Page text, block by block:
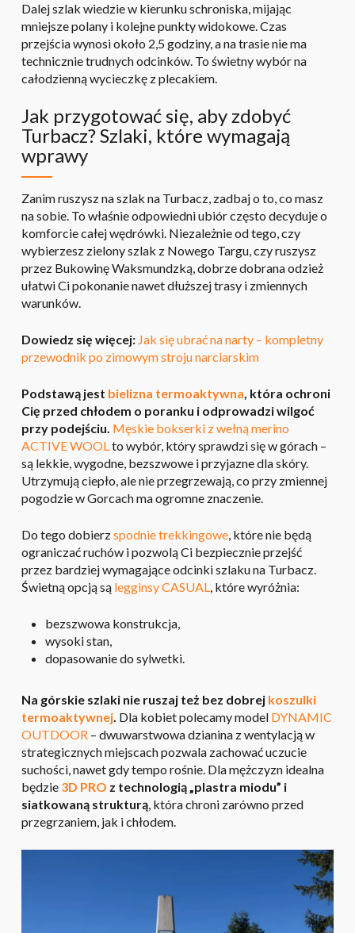
Dalej szlak wiedzie w kierunku schroniska, mijając
mniejsze polany i kolejne punkty widokowe. Czas
przejścia wynosi około 2,5 godziny, a na trasie nie ma
technicznie trudnych odcinków. To świetny wybór na
całodzienną wycieczkę z plecakiem.
Jak przygotować się, aby zdobyć
Turbacz? Szlaki, które wymagają
wprawy
Zanim ruszysz na szlak na Turbacz, zadbaj o to, co masz
na sobie. To właśnie odpowiedni ubiór często decyduje o
komforcie całej wędrówki. Niezależnie od tego, czy
wybierzesz zielony szlak z Nowego Targu, czy ruszysz
przez Bukowinę Waksmundzką, dobrze dobrana odzież
ułatwi Ci pokonanie nawet dłuższej trasy i zmiennych
warunków.
Dowiedz się więcej: Jak się ubrać na narty – kompletny
przewodnik po zimowym stroju narciarskim
Podstawą jest bielizna termoaktywna, która ochroni
Cię przed chłodem o poranku i odprowadzi wilgoć
przy podejściu. Męskie bokserki z wełną merino
ACTIVE WOOLto wybór, który sprawdzi się w górach –
są lekkie, wygodne, bezszwowe i przyjazne dla skóry.
Utrzymują ciepło, ale nie przegrzewają, co przy zmiennej
pogodzie w Gorcach ma ogromne znaczenie.
Do tego dobierzspodnie trekkingowe, które nie będą
ograniczać ruchów i pozwolą Ci bezpiecznie przejść
przez bardziej wymagające odcinki szlaku na Turbacz.
Świetną opcją są legginsy CASUAL, które wyróżnia:
bezszwowa konstrukcja,
wysoki stan,
dopasowanie do sylwetki.
Na górskie szlaki nie ruszaj też bez dobrej koszulki
termoaktywnej. Dla kobiet polecamy model DYNAMIC
OUTDOOR– dwuwarstwowa dzianina z wentylacją w
strategicznych miejscach pozwala zachować uczucie
suchości, nawet gdy tempo rośnie. Dla mężczyzn idealna
będzie 3D PRO z technologią „plastra miodu” i
siatkowaną strukturą, która chroni zarówno przed
przegrzaniem, jak i chłodem.